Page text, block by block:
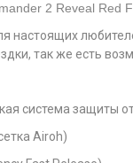
2 Reveal Red
настоящих
так же есть
система защиты
Airoh)